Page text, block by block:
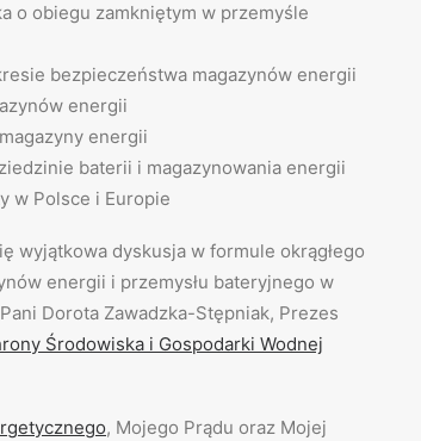
o obiegu zamkniętym w przemyśle
bezpieczeństwa magazynów energii
energii
energii
baterii i magazynowania energii
w Polsce i Europie
wyjątkowa dyskusja w formule okrągłego
energii i przemysłu bateryjnego w
Dorota Zawadzka-Stępniak, Prezes
Środowiska i Gospodarki Wodnej
, Mojego Prądu oraz Mojej